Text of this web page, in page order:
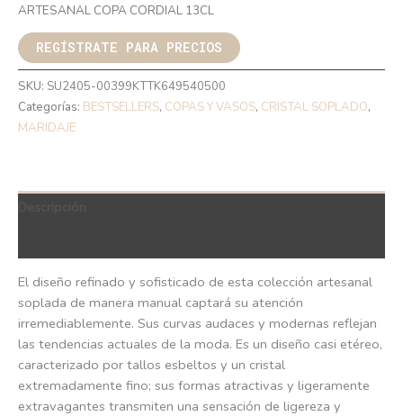
ARTESANAL COPA CORDIAL 13CL
REGÍSTRATE PARA PRECIOS
SKU: SU2405-00399KTTK649540500
Categorías: BESTSELLERS, COPAS Y VASOS, CRISTAL SOPLADO,
MARIDAJE
El diseño refinado y sofisticado de esta colección artesanal
soplada de manera manual captará su atención
irremediablemente. Sus curvas audaces y modernas reflejan
las tendencias actuales de la moda. Es un diseño casi etéreo,
caracterizado por tallos esbeltos y un cristal
extremadamente fino; sus formas atractivas y ligeramente
extravagantes transmiten una sensación de ligereza y